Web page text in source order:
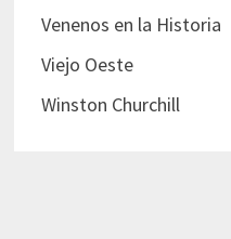
Venenos en la Historia
Viejo Oeste
Winston Churchill